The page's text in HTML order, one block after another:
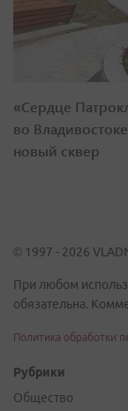
«Сердце
во
новый сквер
© 1997 - 2026
При любом
обязательна.
Политика обработки
Рубрики
Общество